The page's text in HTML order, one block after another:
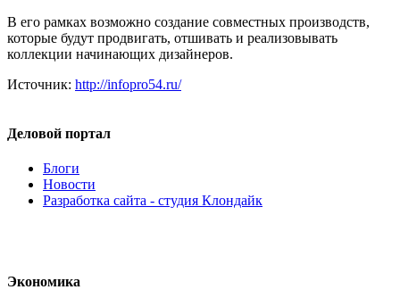
В его рамках возможно создание совместных производств,
которые будут продвигать, отшивать и реализовывать
коллекции начинающих дизайнеров.
Источник: http://infopro54.ru/
Деловой портал
Блоги
Новости
Разработка сайта - студия Клондайк
Экономика